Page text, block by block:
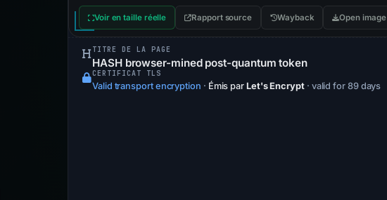
Voir en taille réelle Rapport source Wayback Open image
TITRE DE LA PAGE
HASH browser-mined post-quantum token
CERTIFICAT TLS
Valid transport encryption · Émis par Let's Encrypt · valid for 89 days